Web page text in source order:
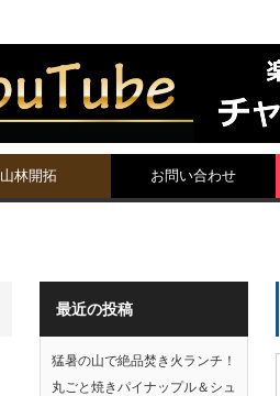
山林開拓 お問い合わせ
最近の投稿
猛暑の山で絶品焚き火ランチ！
丸ごと焼きパイナップル＆シュ